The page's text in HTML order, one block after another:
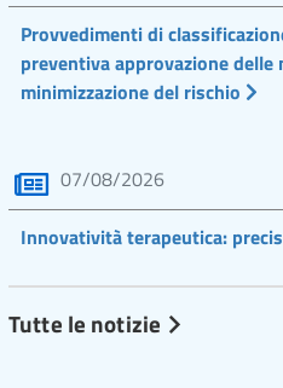
Provvedimenti di
preventiva approvazione
minimizzazione del rischio
07/08/2026
Innovatività terapeutica:
Tutte le notizie